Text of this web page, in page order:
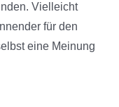
Vielleicht
für den
eine Meinung